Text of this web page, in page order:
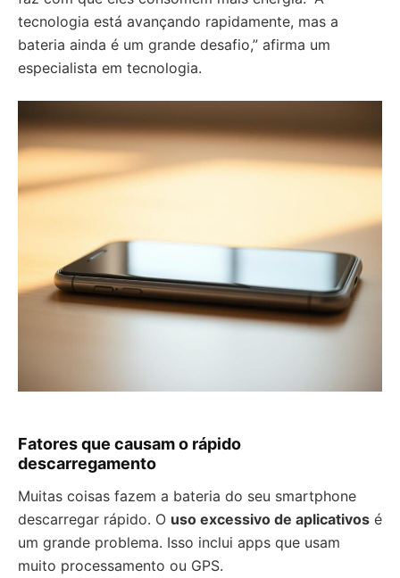
tecnologia está avançando rapidamente, mas a
bateria ainda é um grande desafio,” afirma um
especialista em tecnologia.
Fatores que causam o rápido
descarregamento
Muitas coisas fazem a bateria do seu smartphone
descarregar rápido. O uso excessivo de aplicativos é
um grande problema. Isso inclui apps que usam
muito processamento ou GPS.